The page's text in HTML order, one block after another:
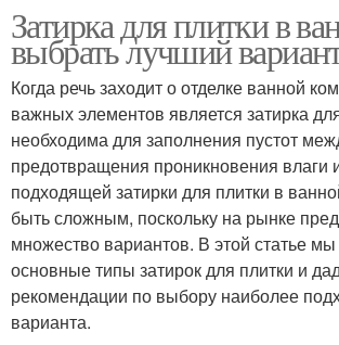
Затирка для плитки в
выбрать лучший
Когда речь заходит о отделке ванной
важных элементов является затирка
необходима для заполнения пустот
предотвращения проникновения влаги
подходящей затирки для плитки в
быть сложным, поскольку на рынке
множество вариантов. В этой статье
основные типы затирок для плитки и
рекомендации по выбору наиболее
варианта.